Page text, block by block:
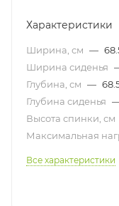
Характеристики
Ширина, см —
Ширина сиденья
Глубина, см —
Глубина сиденья
Высота спинки, см
Максимальная
Все характеристики